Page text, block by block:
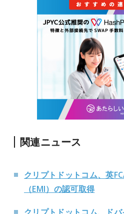
関連ニュース
クリプトドットコム、英
（EMI）の認可取得